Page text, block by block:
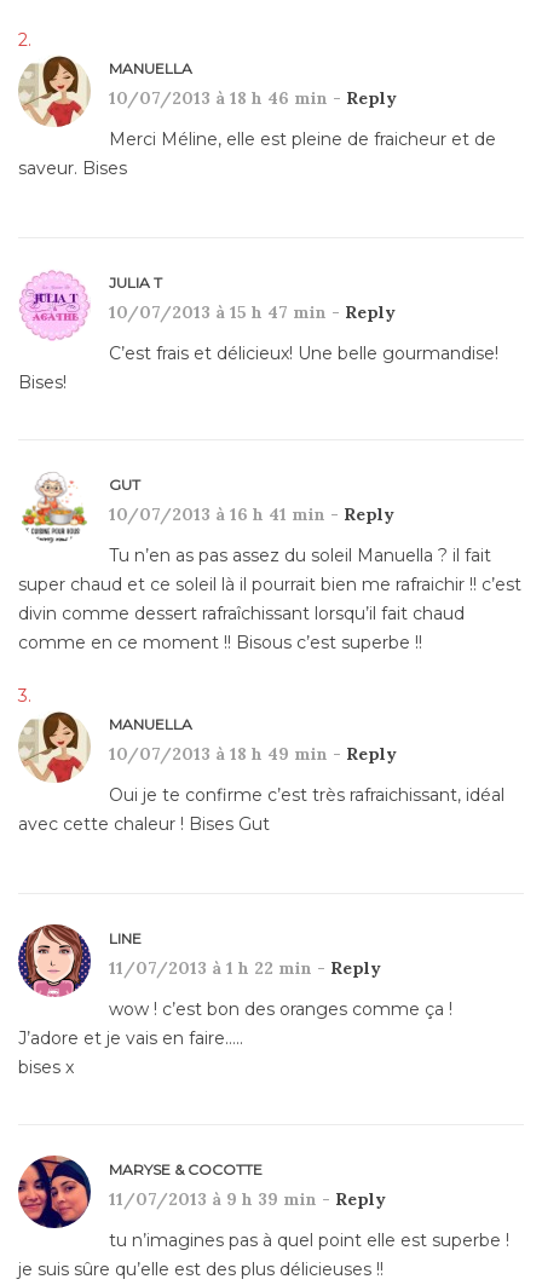
MANUELLA
10/07/2013 à 18 h 46 min - Reply
Merci Méline, elle est pleine de fraicheur et de
saveur. Bises
JULIA T
10/07/2013 à 15 h 47 min - Reply
C’est frais et délicieux! Une belle gourmandise!
Bises!
GUT
10/07/2013 à 16 h 41 min - Reply
Tu n’en as pas assez du soleil Manuella ? il fait
super chaud et ce soleil là il pourrait bien me rafraichir !! c’est
divin comme dessert rafraîchissant lorsqu’il fait chaud
comme en ce moment !! Bisous c’est superbe !!
MANUELLA
10/07/2013 à 18 h 49 min - Reply
Oui je te confirme c’est très rafraichissant, idéal
avec cette chaleur ! Bises Gut
LINE
11/07/2013 à 1 h 22 min - Reply
wow ! c’est bon des oranges comme ça !
J’adore et je vais en faire…..
bises x
MARYSE & COCOTTE
11/07/2013 à 9 h 39 min - Reply
tu n’imagines pas à quel point elle est superbe !
je suis sûre qu’elle est des plus délicieuses !!